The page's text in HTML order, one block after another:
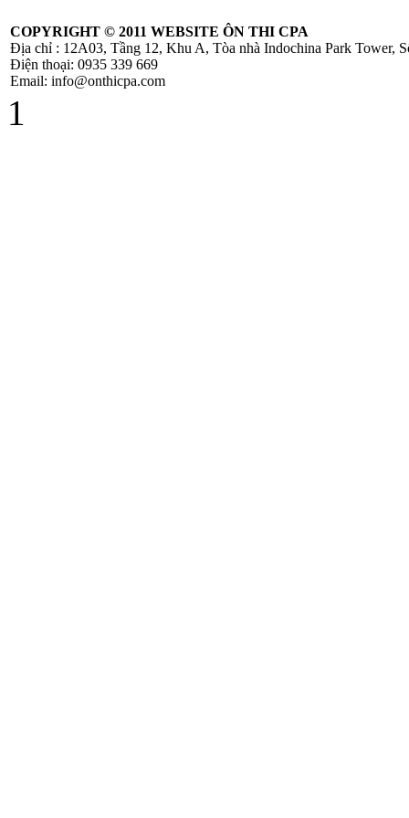
Công Văn
586/TCT-CS
COPYRIGHT © 2011 WEBSITE ÔN THI CPA
Địa chỉ : 12A03, Tầng 12, Khu A, Tòa nhà Indochina Park Tower,
Điện thoại: 0935 339 669
Email: info@onthicpa.com
1